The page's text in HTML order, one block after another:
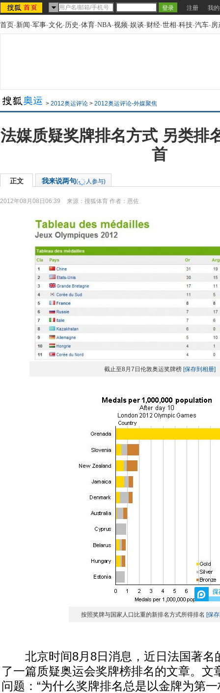
注册 我
首页-新闻-军事-文化-历史-体育-NBA-视频-娱谈-财经-世相-科技-汽车-房
> 2012奥运评论 > 2012奥运评论-外媒聚焦
法媒质疑奖牌排名方式 另类排
首
正文 我来说两句( 人参与)
2012年08月08日06:39 来源： 搜狐体育 作者：恩佐
截止至8月7日伦敦奥运奖牌榜 [保存到相册]
按照奖牌与国家人口比重的新排名方式所得排名 [保
北京时间8月8日消息，近日法国著名
了一篇质疑奥运会奖牌榜排名的文章。文
问题：“为什么奖牌排名总是以金牌为第